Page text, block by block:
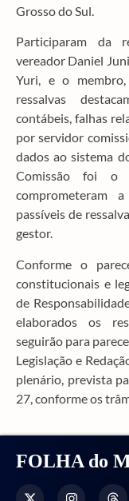
Grosso do Sul.
Participaram da
vereador Daniel
Yuri, e o
ressalvas
contábeis, falhas
por servidor
dados ao sistema
Comissão foi o
comprometeram
passíveis de
gestor.
Conforme o
constitucionais e
de
elaborados os
seguirão para
Legislação e
plenário, prevista
27, conforme os
FOLHA do